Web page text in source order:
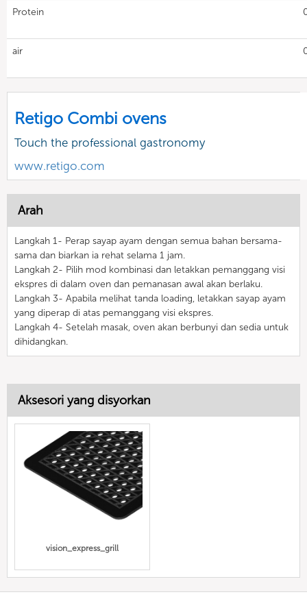
Protein
air
Retigo Combi ovens
Touch the professional gastronomy
www.retigo.com
Arah
Langkah 1- Perap sayap ayam dengan semua bahan bersama-
sama dan biarkan ia rehat selama 1 jam.
Langkah 2- Pilih mod kombinasi dan letakkan pemanggang visi
ekspres di dalam oven dan pemanasan awal akan berlaku.
Langkah 3- Apabila melihat tanda loading, letakkan sayap ayam
yang diperap di atas pemanggang visi ekspres.
Langkah 4- Setelah masak, oven akan berbunyi dan sedia untuk
dihidangkan.
Aksesori yang disyorkan
vision_express_grill